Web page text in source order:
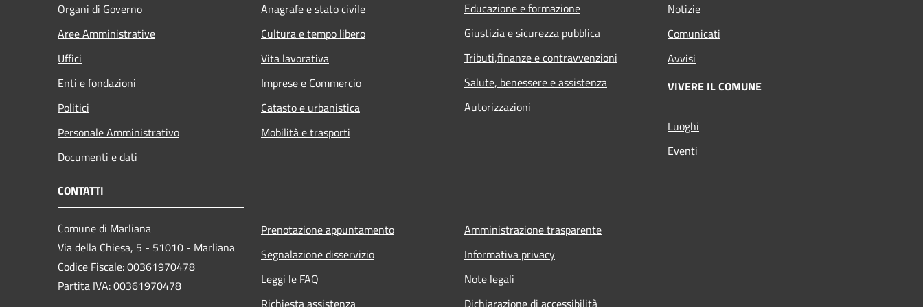
Organi di Governo
Aree Amministrative
Uffici
Enti e fondazioni
Politici
Personale Amministrativo
Documenti e dati
Anagrafe e stato civile
Cultura e tempo libero
Vita lavorativa
Imprese e Commercio
Catasto e urbanistica
Mobilità e trasporti
Educazione e formazione
Giustizia e sicurezza pubblica
Tributi,finanze e contravvenzioni
Salute, benessere e assistenza
Autorizzazioni
Notizie
Comunicati
Avvisi
VIVERE IL COMUNE
Luoghi
Eventi
CONTATTI
Comune di Marliana
Via della Chiesa, 5 - 51010 - Marliana
Codice Fiscale: 00361970478
Partita IVA: 00361970478
Prenotazione appuntamento
Segnalazione disservizio
Leggi le FAQ
Richiesta assistenza
Amministrazione trasparente
Informativa privacy
Note legali
Dichiarazione di accessibilità